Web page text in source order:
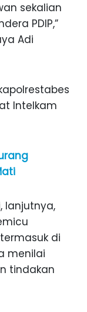
sekalian
PDIP,”
Adi
Intelkam
lanjutnya,
di
menilai
tindakan